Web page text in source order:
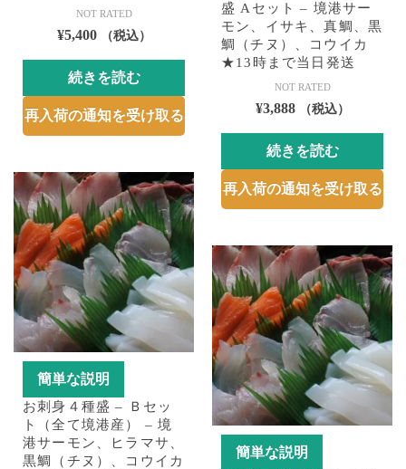
NOT RATED
¥5,400 （税込）
続きを読む
再入荷の通知を受け取る
盛 Aセット – 境港サー
モン、イサキ、真鯛、黒
鯛（チヌ）、コウイカ
★13時まで当日発送
NOT RATED
¥3,888 （税込）
続きを読む
再入荷の通知を受け取る
簡単な説明
お刺身４種盛 – Ｂセッ
ト（全て境港産） – 境
港サーモン、ヒラマサ、
黒鯛（チヌ）、コウイカ
簡単な説明